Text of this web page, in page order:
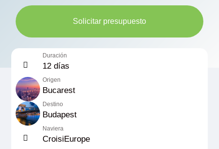
Solicitar presupuesto
Duración
12 días
Origen
Bucarest
Destino
Budapest
Naviera
CroisiEurope